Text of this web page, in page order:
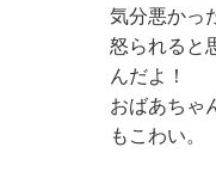
気分悪かっ
怒られると
んだよ！
おばあちゃ
もこわい。